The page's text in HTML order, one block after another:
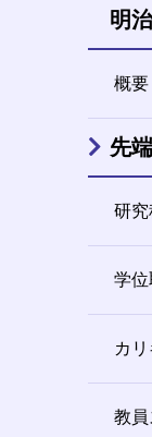
明
概要
先
研
学
カ
教員